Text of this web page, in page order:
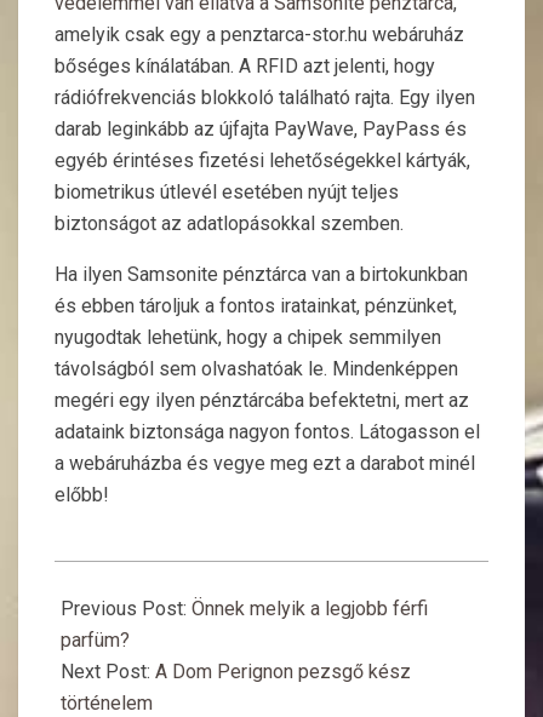
amelyik csak egy a penztarca-stor.hu webáruház
bőséges kínálatában. A RFID azt jelenti, hogy
rádiófrekvenciás blokkoló található rajta. Egy ilyen
darab leginkább az újfajta PayWave, PayPass és
egyéb érintéses fizetési lehetőségekkel kártyák,
biometrikus útlevél esetében nyújt teljes
biztonságot az adatlopásokkal szemben.
Ha ilyen Samsonite pénztárca van a birtokunkban
és ebben tároljuk a fontos iratainkat, pénzünket,
nyugodtak lehetünk, hogy a chipek semmilyen
távolságból sem olvashatóak le. Mindenképpen
megéri egy ilyen pénztárcába befektetni, mert az
adataink biztonsága nagyon fontos. Látogasson el
a webáruházba és vegye meg ezt a darabot minél
előbb!
06-
29
Previous Post: Önnek melyik a legjobb férfi
parfüm?
Next Post: A Dom Perignon pezsgő kész
történelem